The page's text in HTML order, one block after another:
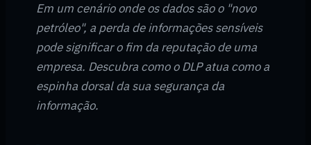
Em um cenário onde os dados são o "novo
petróleo", a perda de informações sensíveis
pode significar o fim da reputação de uma
empresa. Descubra como o DLP atua como a
espinha dorsal da sua segurança da
informação.